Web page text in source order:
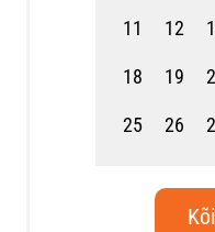
11 12
18 19
25 26